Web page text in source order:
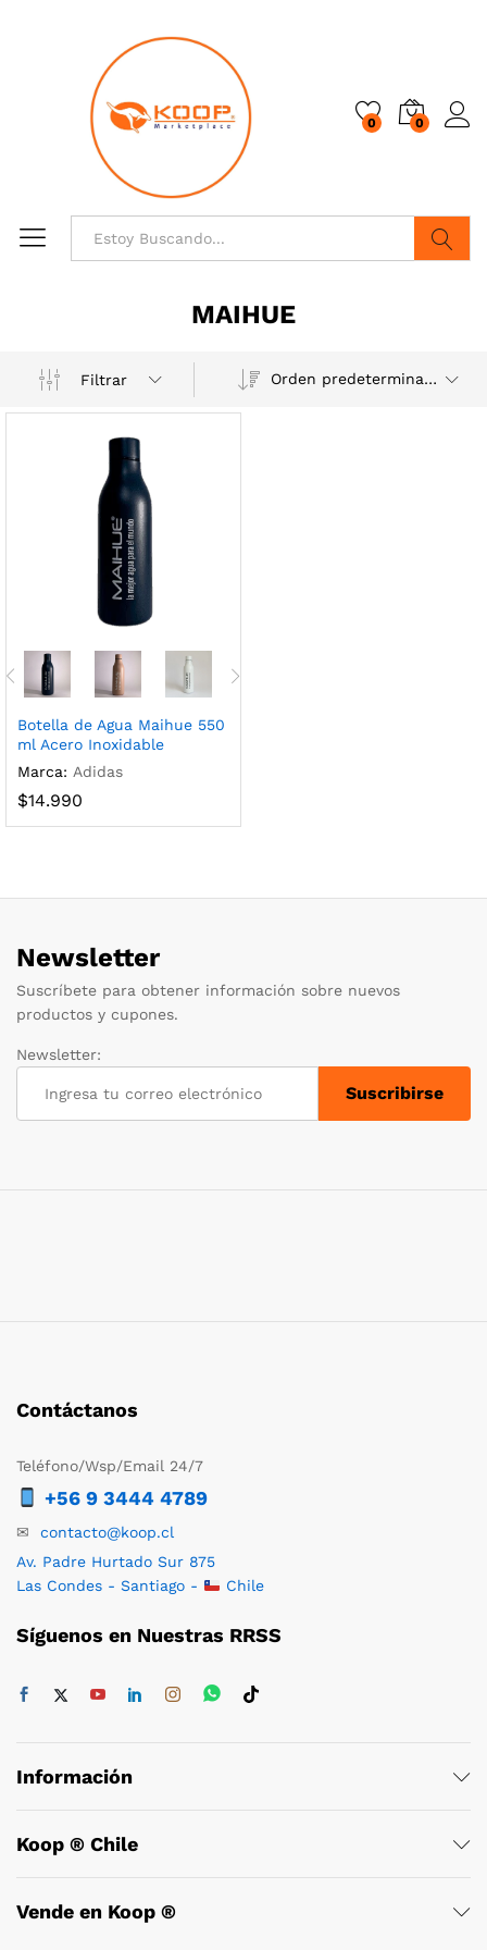
0 0
MAIHUE
Filtrar Orden predeterminado
Botella de Agua Maihue 550
ml Acero Inoxidable
Marca: Adidas
$14.990
Newsletter
Suscríbete para obtener información sobre nuevos
productos y cupones.
Newsletter:
Contáctanos
Teléfono/Wsp/Email 24/7
+56 9 3444 4789
✉ contacto@koop.cl
Av. Padre Hurtado Sur 875
Las Condes - Santiago -
Chile
Síguenos en Nuestras RRSS
Información
Koop ® Chile
Vende en Koop ®